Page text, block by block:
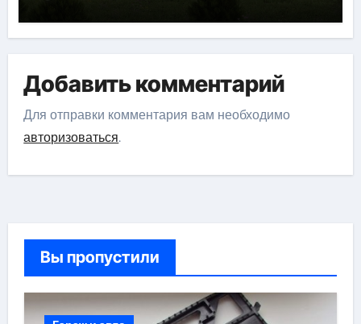
Добавить комментарий
Для отправки комментария вам необходимо
авторизоваться.
Вы пропустили